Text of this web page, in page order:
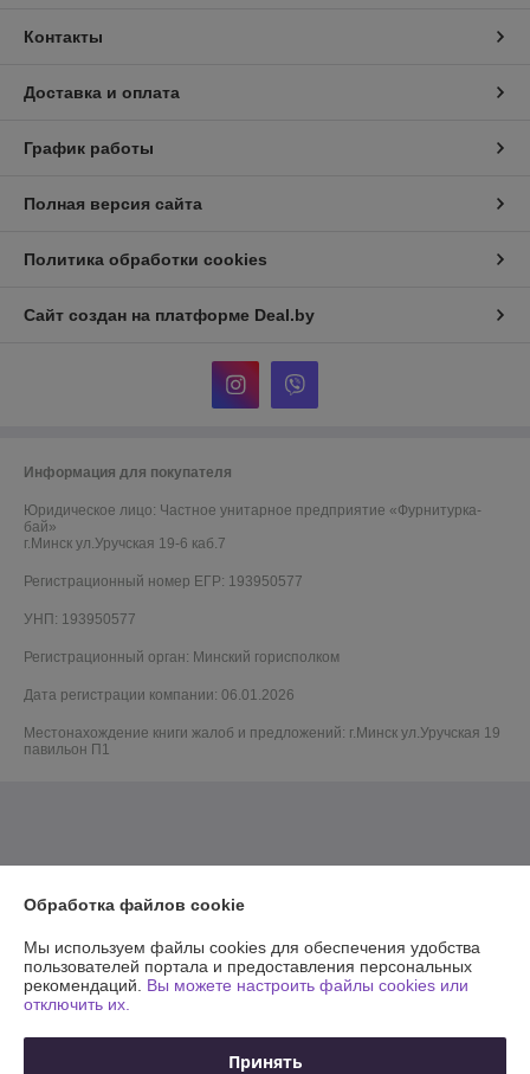
Контакты
Доставка и оплата
График работы
Полная версия сайта
Политика обработки cookies
Сайт создан на платформе Deal.by
Информация для покупателя
Юридическое лицо: Частное унитарное предприятие «Фурнитурка-
бай»
г.Минск ул.Уручская 19-6 каб.7
Регистрационный номер ЕГР: 193950577
УНП: 193950577
Регистрационный орган: Минский горисполком
Дата регистрации компании: 06.01.2026
Местонахождение книги жалоб и предложений: г.Минск ул.Уручская 19
павильон П1
Обработка файлов cookie
Мы используем файлы cookies для обеспечения удобства
пользователей портала и предоставления персональных
рекомендаций. Вы можете настроить файлы cookies или
отключить их.
Принять